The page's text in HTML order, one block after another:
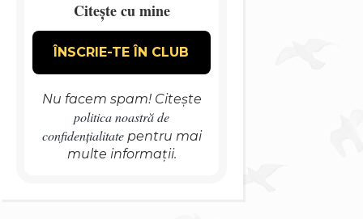
Citește cu mine
Nu facem spam! Citește
politica noastră de
confidențialitatepentru mai
multe informații.